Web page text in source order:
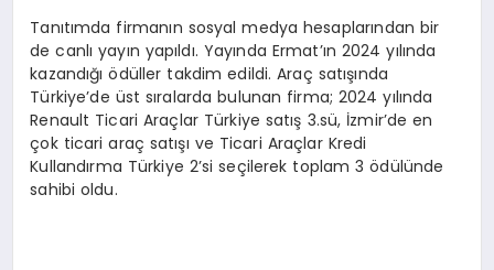
Tanıtımda firmanın sosyal medya hesaplarından bir
de canlı yayın yapıldı. Yayında Ermat’ın 2024 yılında
kazandığı ödüller takdim edildi. Araç satışında
Türkiye’de üst sıralarda bulunan firma; 2024 yılında
Renault Ticari Araçlar Türkiye satış 3.sü, İzmir’de en
çok ticari araç satışı ve Ticari Araçlar Kredi
Kullandırma Türkiye 2’si seçilerek toplam 3 ödülünde
sahibi oldu.